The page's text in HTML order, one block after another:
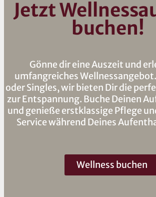
Jetzt
buchen!
Gönne dir eine Auszeit und
umfangreiches
oder Singles, wir bieten Dir die
zur Entspannung. Buche Deinen
und genieße erstklassige Pflege
Service während Deines
Wellness buchen